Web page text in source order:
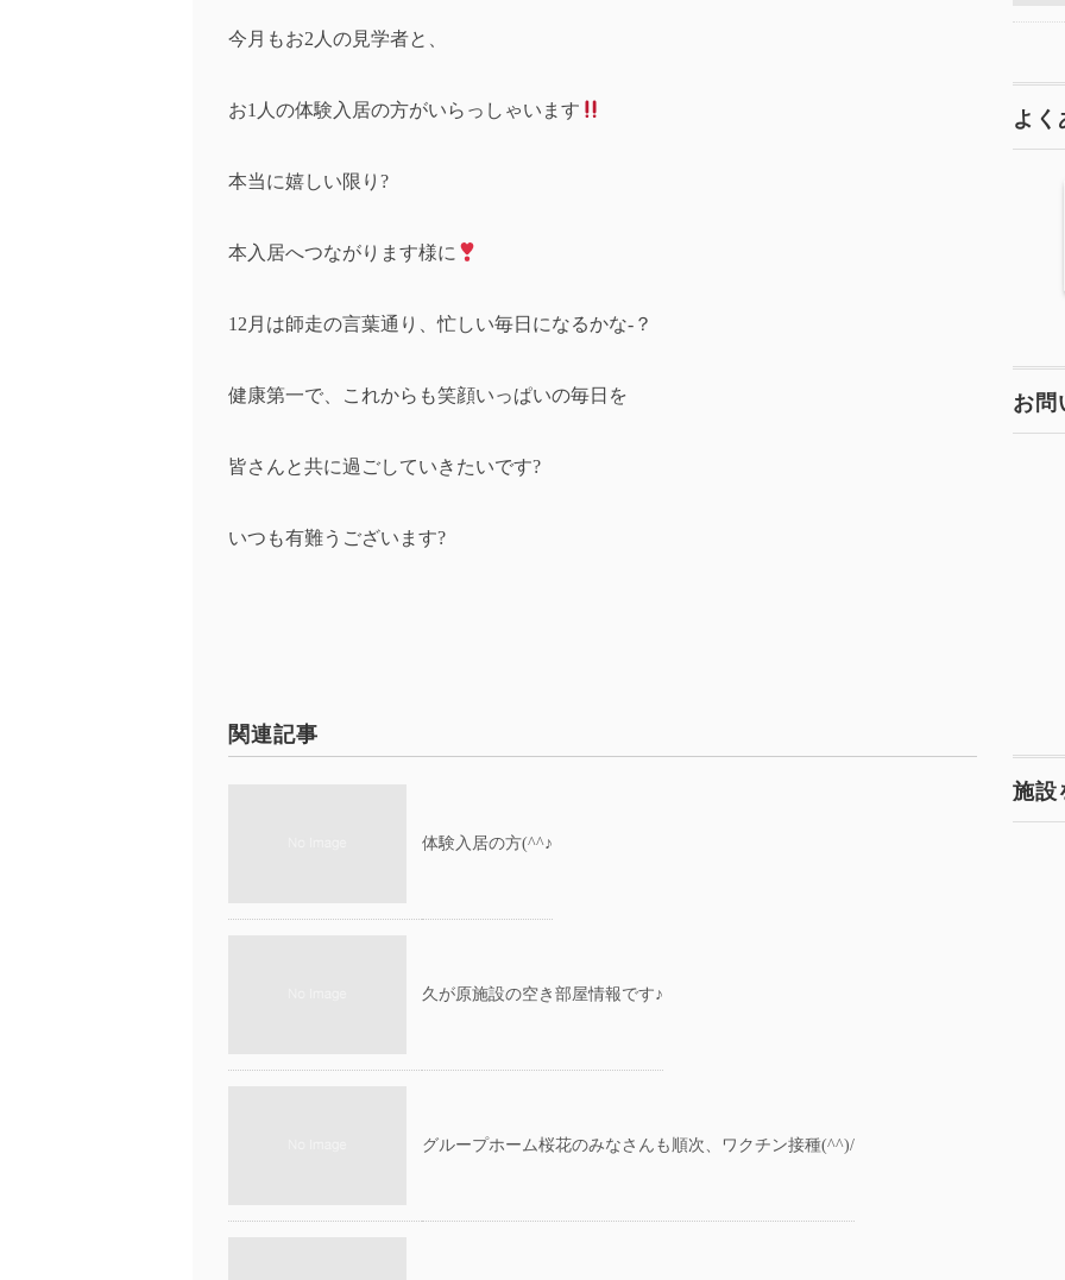
今月もお2人の見学者と、
お1人の体験入居の方がいらっしゃいます
本当に嬉しい限り?
本入居へつながります様に
12月は師走の言葉通り、忙しい毎日になるかな-？
健康第一で、これからも笑顔いっぱいの毎日を
皆さんと共に過ごしていきたいです?
いつも有難うございます?
関連記事
体験入居の方(^^♪
久が原施設の空き部屋情報です♪
グループホーム桜花のみなさんも順次、ワクチン接種(^^)/
よく
お問
施設